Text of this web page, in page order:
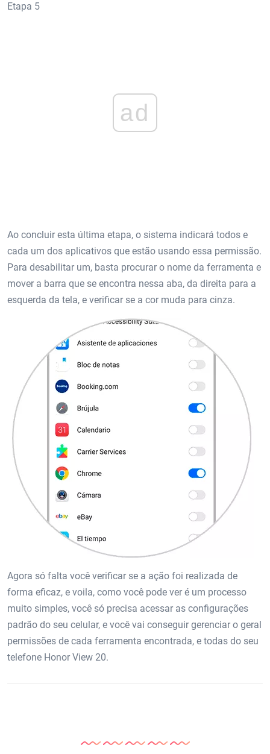
Etapa 5
ad
Ao concluir esta última etapa, o sistema indicará todos e
cada um dos aplicativos que estão usando essa permissão.
Para desabilitar um, basta procurar o nome da ferramenta e
mover a barra que se encontra nessa aba, da direita para a
esquerda da tela, e verificar se a cor muda para cinza.
Agora só falta você verificar se a ação foi realizada de
forma eficaz, e voila, como você pode ver é um processo
muito simples, você só precisa acessar as configurações
padrão do seu celular, e você vai conseguir gerenciar o geral
permissões de cada ferramenta encontrada, e todas do seu
telefone Honor View 20.